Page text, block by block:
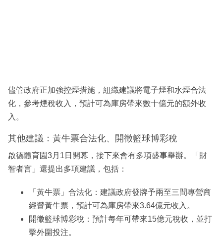
儘管政府正加強控煙措施，組織建議將電子煙和水煙合法
化，參考煙稅收入，預計可為庫房帶來數十億元的額外收
入。
其他建議：黃牛票合法化、開徵籃球博彩稅
啟德體育園3月1日開幕，接下來會有多項盛事舉辦。「財
智者言」還提出多項建議，包括：
「黃牛票」合法化：建議政府發牌予兩至三間專營商
經營黃牛票，預計可為庫房帶來3.64億元收入。
開徵籃球博彩稅：預計每年可帶來15億元稅收，並打
擊外圍投注。